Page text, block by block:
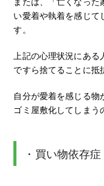
い愛着や執着を感じて
す。
上記の心理状況にある
ですら捨てることに抵
自分が愛着を感じる物
ゴミ屋敷化してしまう
・買い物依存症